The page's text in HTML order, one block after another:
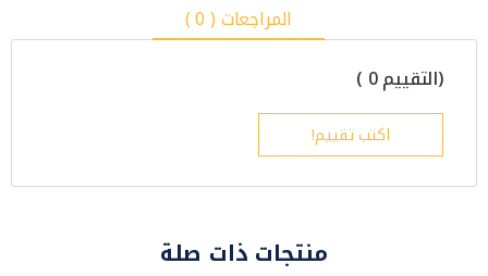
المراجعات ( 0 )
(التقييم 0 )
اكتب تقييم!
منتجات ذات صلة